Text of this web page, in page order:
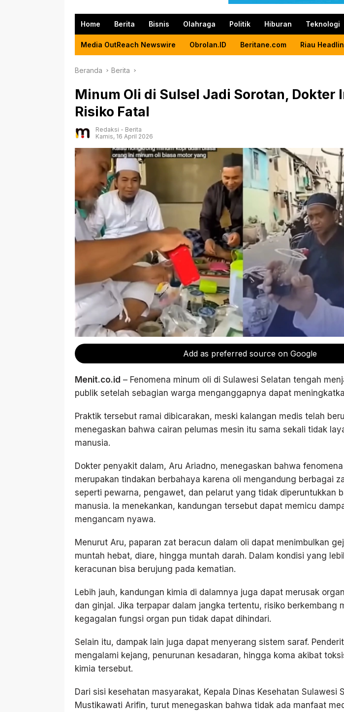
Home Berita Bisnis Olahraga Politik Hiburan Teknologi
Media OutReach Newswire Obrolan.ID Beritane.com Riau
Beranda Berita
Minum Oli di Sulsel Jadi Sorotan, Dokter
Risiko Fatal
Redaksi - Berita
Kamis, 16 April 2026
Add as preferred source on Google
Menit.co.id – Fenomena minum oli di Sulawesi Selatan tengah
publik setelah sebagian warga menganggapnya dapat
Praktik tersebut ramai dibicarakan, meski kalangan medis telah
menegaskan bahwa cairan pelumas mesin itu sama sekali tidak
manusia.
Dokter penyakit dalam, Aru Ariadno, menegaskan bahwa
merupakan tindakan berbahaya karena oli mengandung berbagai
seperti pewarna, pengawet, dan pelarut yang tidak diperuntukkan
manusia. Ia menekankan, kandungan tersebut dapat memicu
mengancam nyawa.
Menurut Aru, paparan zat beracun dalam oli dapat menimbulkan
muntah hebat, diare, hingga muntah darah. Dalam kondisi yang
keracunan bisa berujung pada kematian.
Lebih jauh, kandungan kimia di dalamnya juga dapat merusak
dan ginjal. Jika terpapar dalam jangka tertentu, risiko berkembang
kegagalan fungsi organ pun tidak dapat dihindari.
Selain itu, dampak lain juga dapat menyerang sistem saraf.
mengalami kejang, penurunan kesadaran, hingga koma akibat
kimia tersebut.
Dari sisi kesehatan masyarakat, Kepala Dinas Kesehatan Sulawesi
Mustikawati Arifin, turut menegaskan bahwa tidak ada manfaat